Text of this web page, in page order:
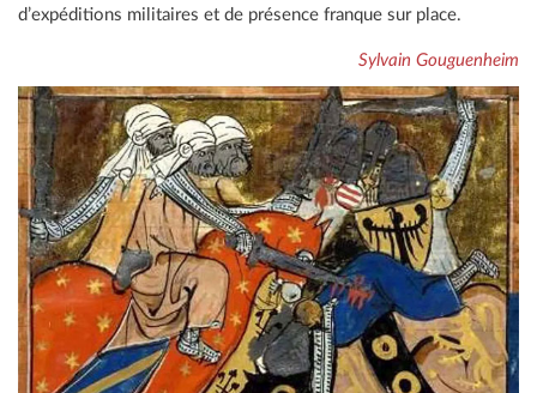
d’expéditions militaires et de présence franque sur place.
Sylvain Gouguenheim